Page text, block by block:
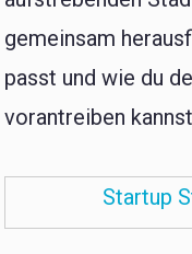
gemeinsam
passt und wie du
vorantreiben
Startup